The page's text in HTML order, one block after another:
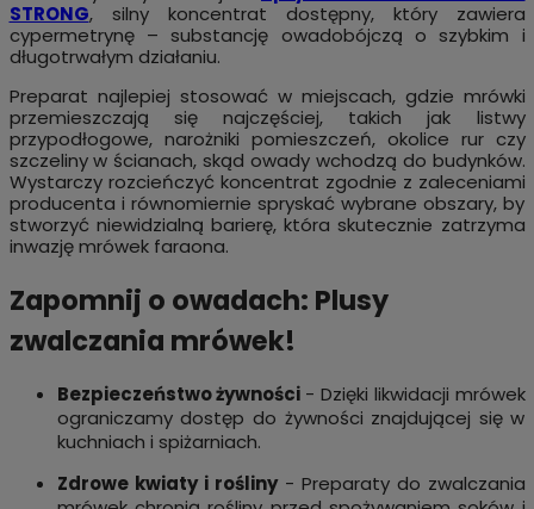
STRONG, silny koncentrat dostępny, który zawiera
cypermetrynę – substancję owadobójczą o szybkim i
długotrwałym działaniu.
Preparat najlepiej stosować w miejscach, gdzie mrówki
przemieszczają się najczęściej, takich jak listwy
przypodłogowe, narożniki pomieszczeń, okolice rur czy
szczeliny w ścianach, skąd owady wchodzą do budynków.
Wystarczy rozcieńczyć koncentrat zgodnie z zaleceniami
producenta i równomiernie spryskać wybrane obszary, by
stworzyć niewidzialną barierę, która skutecznie zatrzyma
inwazję mrówek faraona.
Zapomnij o owadach: Plusy
zwalczania mrówek!
Bezpieczeństwo żywności - Dzięki likwidacji mrówek
ograniczamy dostęp do żywności znajdującej się w
kuchniach i spiżarniach.
Zdrowe kwiaty i rośliny- Preparaty do zwalczania